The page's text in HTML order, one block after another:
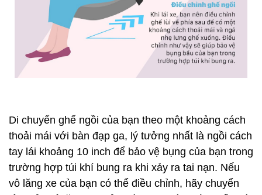
Di chuyển ghế ngồi của bạn theo một khoảng cách
thoải mái với bàn đạp ga, lý tưởng nhất là ngồi cách
tay lái khoảng 10 inch để bảo vệ bụng của bạn trong
trường hợp túi khí bung ra khi xảy ra tai nạn. Nếu
vô lăng xe của bạn có thể điều chỉnh, hãy chuyển